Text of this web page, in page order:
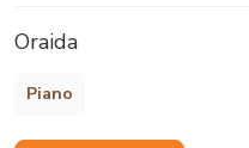
Oraida
Piano